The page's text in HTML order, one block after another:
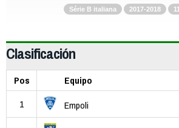
Série B italiana 2017-2018
Clasificación
Pos Equipo
1
Empoli